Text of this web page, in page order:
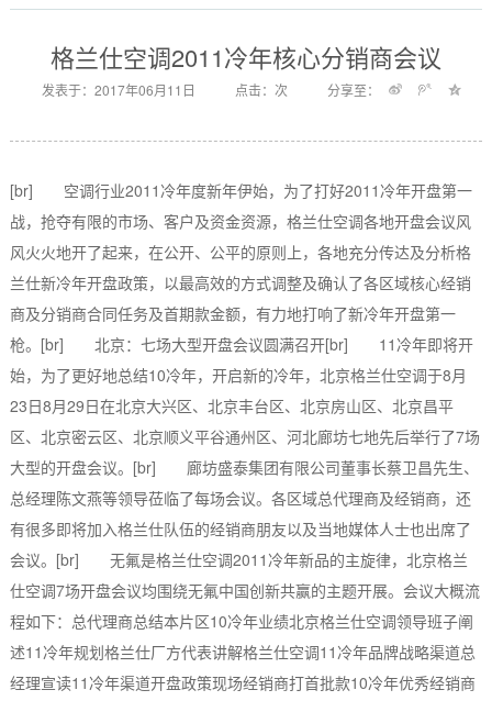
格兰仕空调2011冷年核心分销商会议
发表于：2017年06月11日 点击：次 分享至：
[br] 空调行业2011冷年度新年伊始，为了打好2011冷年开盘第一
战，抢夺有限的市场、客户及资金资源，格兰仕空调各地开盘会议风
风火火地开了起来，在公开、公平的原则上，各地充分传达及分析格
兰仕新冷年开盘政策，以最高效的方式调整及确认了各区域核心经销
商及分销商合同任务及首期款金额，有力地打响了新冷年开盘第一
枪。[br] 北京：七场大型开盘会议圆满召开[br] 11冷年即将开
始，为了更好地总结10冷年，开启新的冷年，北京格兰仕空调于8月
23日8月29日在北京大兴区、北京丰台区、北京房山区、北京昌平
区、北京密云区、北京顺义平谷通州区、河北廊坊七地先后举行了7场
大型的开盘会议。[br] 廊坊盛泰集团有限公司董事长蔡卫昌先生、
总经理陈文燕等领导莅临了每场会议。各区域总代理商及经销商，还
有很多即将加入格兰仕队伍的经销商朋友以及当地媒体人士也出席了
会议。[br] 无氟是格兰仕空调2011冷年新品的主旋律，北京格兰
仕空调7场开盘会议均围绕无氟中国创新共赢的主题开展。会议大概流
程如下：总代理商总结本片区10冷年业绩北京格兰仕空调领导班子阐
述11冷年规划格兰仕厂方代表讲解格兰仕空调11冷年品牌战略渠道总
经理宣读11冷年渠道开盘政策现场经销商打首批款10冷年优秀经销商